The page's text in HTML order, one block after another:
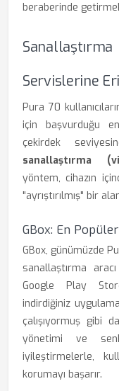
beraberinde
Servislerine
Pura 70
için başvurduğu
çekirdek
sanallaştırma
yöntem, cihazın
"ayrıştırılmış" bir
GBox: En
GBox, günümüzde
sanallaştırma
Google Play
indirdiğiniz
çalışıyormuş gibi
yönetimi ve
iyileştirmelerle,
korumayı başarır.